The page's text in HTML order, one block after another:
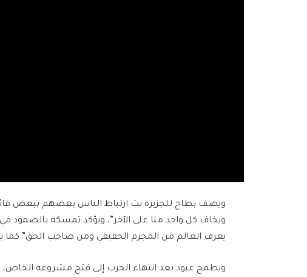
ويصف بطاح للجزيرة نت ارتباط الناس بعضهم ببعض
ويخاف كل واحد منا على الآخر”، ويؤكد تمسكه بالصمود
يعرف العالم مَن المجرم الحقيقي ومن صاحب الحق” كما
ويطمح عبود بعد انتهاء الحرب إلى فتح مشروعه